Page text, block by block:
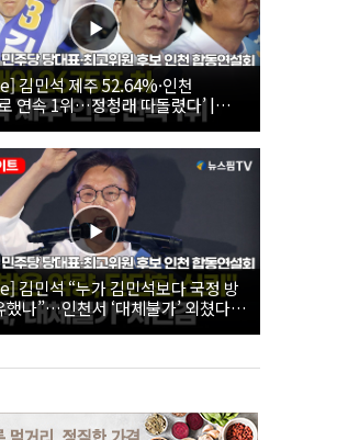
김민석 제주 52.64%·인천
연속 1위…정청래 따돌렸다’ |
불어민주당 당대표·최고위원 후
동연설회
김민석 “누가 김민석보다 국정 방
했나”…인천서 ‘대체불가’ 외쳤다 |
불어민주당 당대표·최고위원 후